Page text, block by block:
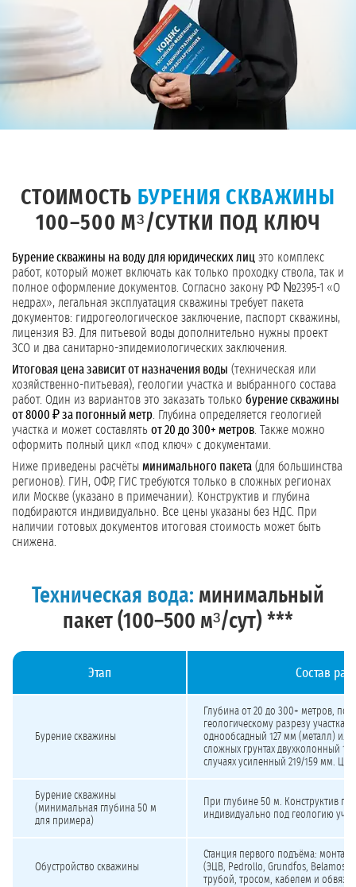
СТОИМОСТЬ БУРЕНИЯ СКВАЖИНЫ
100–500 М³/СУТКИ ПОД КЛЮЧ
Бурение скважины на воду для юридических лиц это комплекс
работ, который может включать как только проходку ствола, так и
полное оформление документов. Согласно закону РФ №2395-1 «О
недрах», легальная эксплуатация скважины требует пакета
документов: гидрогеологическое заключение, паспорт скважины,
лицензия ВЭ. Для питьевой воды дополнительно нужны проект
ЗСО и два санитарно-эпидемиологических заключения.
Итоговая цена зависит от назначения воды (техническая или
хозяйственно-питьевая), геологии участка и выбранного состава
работ. Один из вариантов это заказать только бурение скважины
от 8000 ₽ за погонный метр . Глубина определяется геологией
участка и может составлять от 20 до 300+ метров . Также можно
оформить полный цикл «под ключ» с документами.
Ниже приведены расчёты минимального пакета (для большинства
регионов). ГИН, ОФР, ГИС требуются только в сложных регионах
или Москве (указано в примечании). Конструктив и глубина
подбираются индивидуально. Все цены указаны без НДС. При
наличии готовых документов итоговая стоимость может быть
снижена.
Техническая вода: минимальный
пакет (100–500 м³/сут) ***
Этап Состав
Бурение скважины
Глубина от 20 до 300+ метров,
геологическому разрезу участка.
однообсадный 127 мм (металл)
сложных грунтах двухколонный
случаях усиленный 219/159 мм.
Бурение скважины
(минимальная глубина 50 м
для примера)
При глубине 50 м. Конструктив
индивидуально под геологию
Обустройство скважины
Станция первого подъёма: монтаж
(ЭЦВ, Pedrollo, Grundfos, Belamos,
трубой, тросом, кабелем и